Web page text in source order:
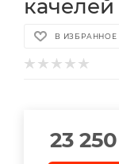
качелей
В ИЗБРАННОЕ
23 250